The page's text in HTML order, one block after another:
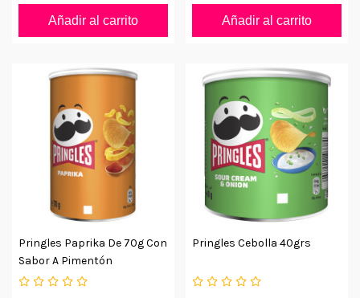
Añadir al carrito Añadir al carrito
Pringles Paprika De 70g Con
Sabor A Pimentón
Pringles Cebolla 40grs